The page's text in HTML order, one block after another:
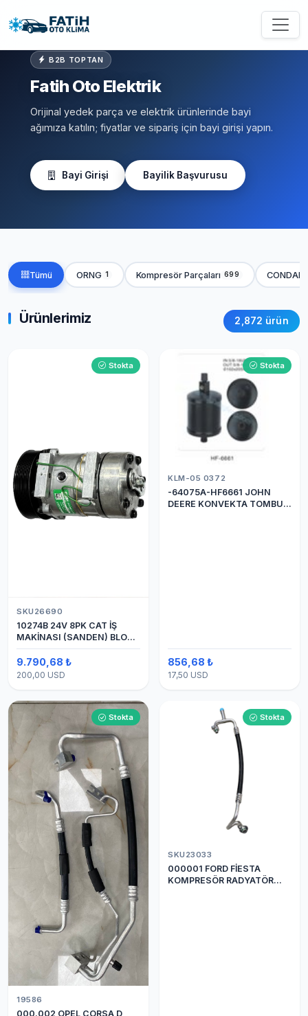
B2B TOPTAN
Fatih Oto Elektrik
Orijinal yedek parça ve elektrik ürünlerinde bayi
ağımıza katılın; fiyatlar ve sipariş için bayi girişi yapın.
Bayi Girişi Bayilik Başvurusu
Tümü ORNG 1 Kompresör Parçaları 699
Ürünlerimiz 2,872 ürün
Stokta
SKU26690
10274B 24V 8PK CAT İŞ
MAKİNASI (SANDEN) BLOK
SAPLAMALI KLİMA
KOMPRESÖRÜ 7H15
9.790,68 ₺
200,00 USD
Stokta
KLM-05 0372
-64075A-HF6661 JOHN
DEERE KONVEKTA TOMBUL
856,68 ₺
17,50 USD
Stokta
19586
000.002 OPEL CORSA D
Stokta
SKU23033
000001 FORD FİESTA
KOMPRESÖR RADYATÖR